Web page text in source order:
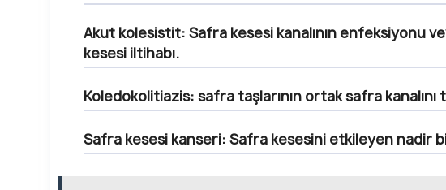
Akut kolesistit: Safra kesesi kanalının enfeksiyonu
kesesi iltihabı.
Koledokolitiazis: safra taşlarının ortak safra kanalını
Safra kesesi kanseri: Safra kesesini etkileyen nadir